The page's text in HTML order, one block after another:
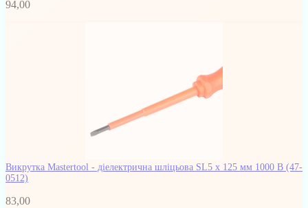
94,00
Викрутка Mastertool - діелектрична шліцьова SL5 х 125 мм 1000 В (47-
0512)
83,00